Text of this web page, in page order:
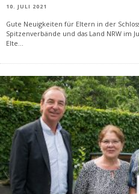
10. JULI 2021
Gute Neuigkeiten für Eltern in der
Spitzenverbände und das Land NRW im
Elte